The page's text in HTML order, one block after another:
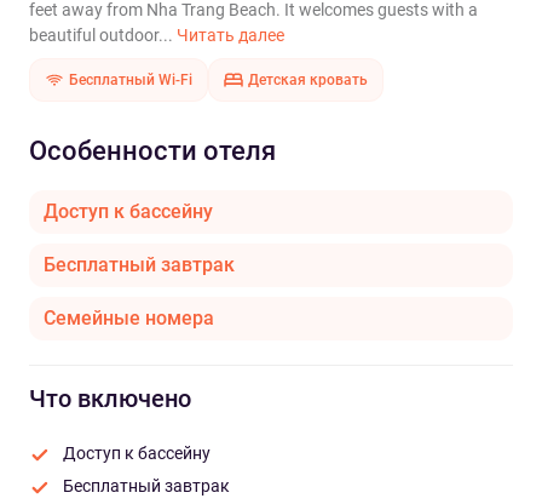
feet away from Nha Trang Beach. It welcomes guests with a
beautiful outdoor... Читать далее
Бесплатный Wi-Fi Детская кровать
Особенности отеля
Доступ к бассейну
Бесплатный завтрак
Семейные номера
Что включено
Доступ к бассейну
Бесплатный завтрак